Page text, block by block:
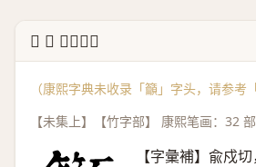
↳ 𥸤 康熙字典
（康熙字典未收录「籲」字头，请参考
【未集上】【竹字部】 康熙笔画：32
【字彙補】兪戍